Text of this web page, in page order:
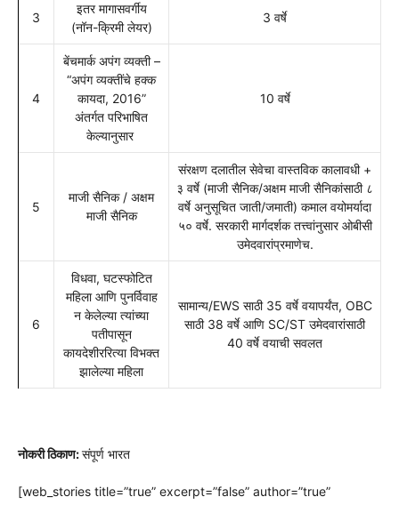
3
इतर मागासवर्गीय
(नॉन-क्रिमी लेयर)
3 वर्षे
4
बेंचमार्क अपंग व्यक्ती –
“अपंग व्यक्तींचे हक्क
कायदा, 2016”
अंतर्गत परिभाषित
केल्यानुसार
10 वर्षे
5
माजी सैनिक / अक्षम
माजी सैनिक
संरक्षण दलातील सेवेचा वास्तविक कालावधी +
३ वर्षे (माजी सैनिक/अक्षम माजी सैनिकांसाठी ८
वर्षे अनुसूचित जाती/जमाती) कमाल वयोमर्यादा
५० वर्षे. सरकारी मार्गदर्शक तत्त्वांनुसार ओबीसी
उमेदवारांप्रमाणेच.
6
विधवा, घटस्फोटित
महिला आणि पुनर्विवाह
न केलेल्या त्यांच्या
पतीपासून
कायदेशीररित्या विभक्त
झालेल्या महिला
सामान्य/EWS साठी 35 वर्षे वयापर्यंत, OBC
साठी 38 वर्षे आणि SC/ST उमेदवारांसाठी
40 वर्षे वयाची सवलत
नोकरी ठिकाण:संपूर्ण भारत
[web_stories title=”true” excerpt=”false” author=”true”